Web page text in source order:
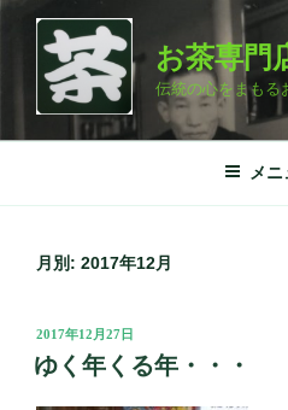
お茶専
伝統の心をまもる
メ
月別: 2017年12月
投
稿
日:
2017年12月27日
ゆく年くる年・・・